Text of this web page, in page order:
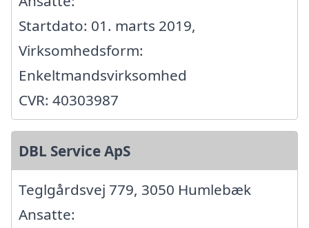
Startdato: 01. marts 2019,
Virksomhedsform:
Enkeltmandsvirksomhed
CVR: 40303987
DBL Service ApS
Teglgårdsvej 779, 3050 Humlebæk
Ansatte: